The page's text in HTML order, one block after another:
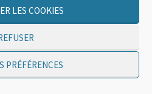
LES COOKIES
PRÉFÉRENCES
libérateur. Il passa
taille, puis la seconde, et serra
se blottit contre lui et lui
? lui demanda-t-elle, amusée
toujours rester collé à sa
t-il une nouvelle fois à